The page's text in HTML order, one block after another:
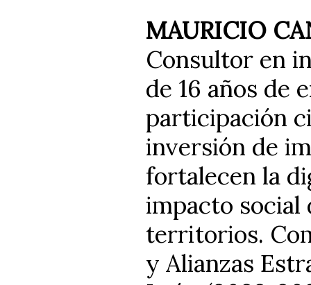
MAURICIO
Consultor en
de 16 años de
participación
inversión de
fortalecen la
impacto social
territorios.
y Alianzas